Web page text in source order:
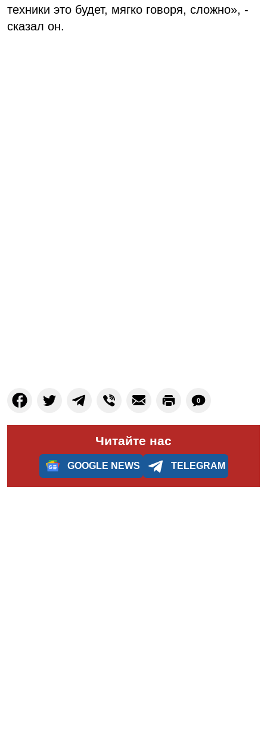
техники это будет, мягко говоря, сложно», -
сказал он.
0
Читайте нас
GOOGLE NEWS TELEGRAM